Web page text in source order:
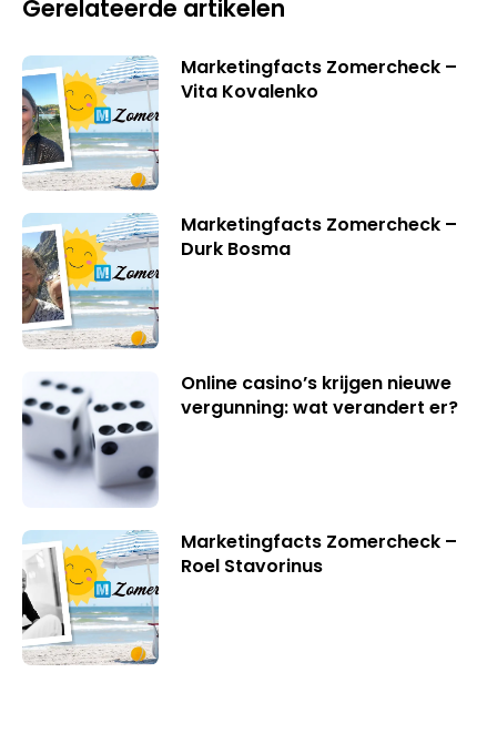
Gerelateerde artikelen
Marketingfacts Zomercheck –
Vita Kovalenko
Marketingfacts Zomercheck –
Durk Bosma
Online casino’s krijgen nieuwe
vergunning: wat verandert er?
Marketingfacts Zomercheck –
Roel Stavorinus